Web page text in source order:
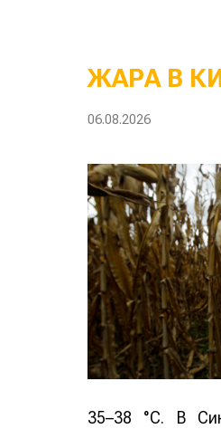
ЖАРА В
06.08.2026
35–38 °C. В